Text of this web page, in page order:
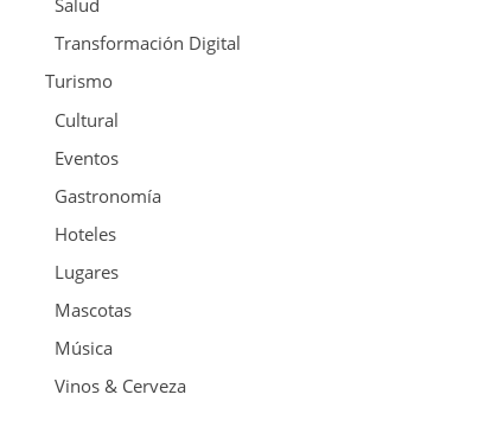
Salud
Transformación Digital
Turismo
Cultural
Eventos
Gastronomía
Hoteles
Lugares
Mascotas
Música
Vinos & Cerveza